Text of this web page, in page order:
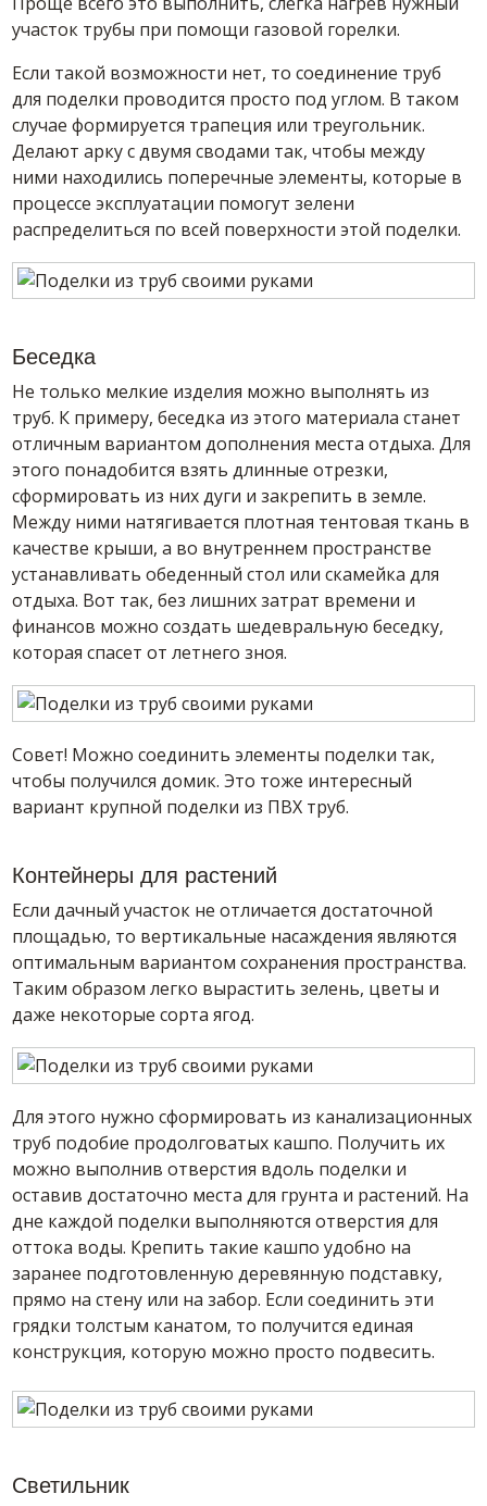
участок трубы при помощи газовой горелки.
Если такой возможности нет, то соединение труб
для поделки проводится просто под углом. В таком
случае формируется трапеция или треугольник.
Делают арку с двумя сводами так, чтобы между
ними находились поперечные элементы, которые в
процессе эксплуатации помогут зелени
распределиться по всей поверхности этой поделки.
Беседка
Не только мелкие изделия можно выполнять из
труб. К примеру, беседка из этого материала станет
отличным вариантом дополнения места отдыха. Для
этого понадобится взять длинные отрезки,
сформировать из них дуги и закрепить в земле.
Между ними натягивается плотная тентовая ткань в
качестве крыши, а во внутреннем пространстве
устанавливать обеденный стол или скамейка для
отдыха. Вот так, без лишних затрат времени и
финансов можно создать шедевральную беседку,
которая спасет от летнего зноя.
Совет! Можно соединить элементы поделки так,
чтобы получился домик. Это тоже интересный
вариант крупной поделки из ПВХ труб.
Контейнеры для растений
Если дачный участок не отличается достаточной
площадью, то вертикальные насаждения являются
оптимальным вариантом сохранения пространства.
Таким образом легко вырастить зелень, цветы и
даже некоторые сорта ягод.
Для этого нужно сформировать из канализационных
труб подобие продолговатых кашпо. Получить их
можно выполнив отверстия вдоль поделки и
оставив достаточно места для грунта и растений. На
дне каждой поделки выполняются отверстия для
оттока воды. Крепить такие кашпо удобно на
заранее подготовленную деревянную подставку,
прямо на стену или на забор. Если соединить эти
грядки толстым канатом, то получится единая
конструкция, которую можно просто подвесить.
Светильник